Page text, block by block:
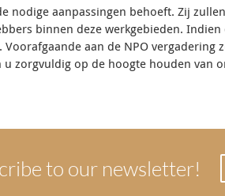
aanpassingen behoeft. Zij
binnen deze werkgebieden.
aan de NPO
zorgvuldig op de hoogte houden van
to our newsletter!